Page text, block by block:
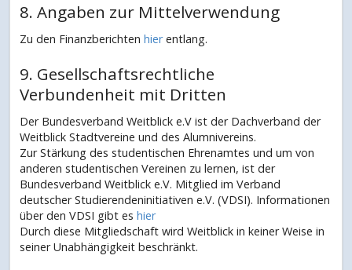
8. Angaben zur Mittelverwendung
Zu den Finanzberichten hierentlang.
9. Gesellschaftsrechtliche
Verbundenheit mit Dritten
Der Bundesverband Weitblick e.V ist der Dachverband der
Weitblick Stadtvereine und des Alumnivereins.
Zur Stärkung des studentischen Ehrenamtes und um von
anderen studentischen Vereinen zu lernen, ist der
Bundesverband Weitblick e.V. Mitglied im Verband
deutscher Studierendeninitiativen e.V. (VDSI). Informationen
über den VDSI gibt es hier
Durch diese Mitgliedschaft wird Weitblick in keiner Weise in
seiner Unabhängigkeit beschränkt.